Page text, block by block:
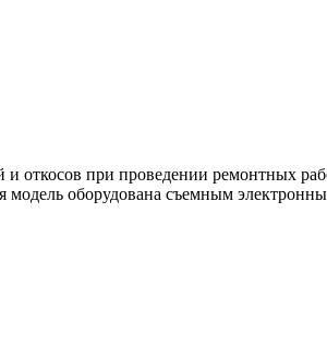
при проведении ремонтных
оборудована съемным